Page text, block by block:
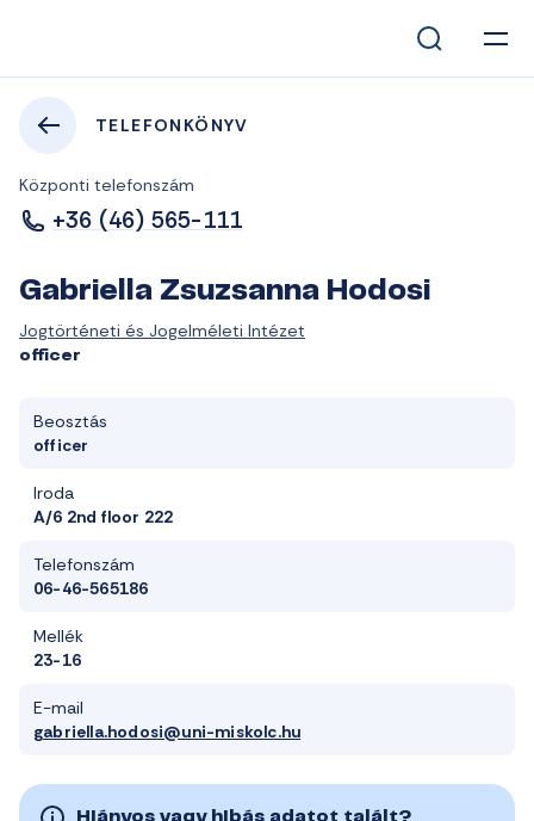
TELEFONKÖNYV
Központi telefonszám
+36 (46) 565-111
Gabriella Zsuzsanna Hodosi
Jogtörténeti és Jogelméleti Intézet
officer
Beosztás
officer
Iroda
A/6 2nd floor 222
Telefonszám
06-46-565186
Mellék
23-16
E-mail
gabriella.hodosi@uni-miskolc.hu
Hiányos vagy hibás adatot talált?